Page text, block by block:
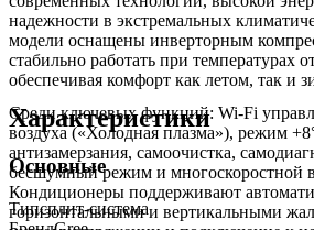
надежности в экстремальных
модели оснащены инверторным
стабильно работать при температурах
обеспечивая комфорт как летом, так и
Среди ключевых функций: Wi-Fi
воздуха («Холодная плазма»), режим
антизамерзания, самоочистка,
бесшумный режим и многоскоростной
Кондиционеры поддерживают
горизонтальными и вертикальными
Характеристики
Основные
Типсплит-система